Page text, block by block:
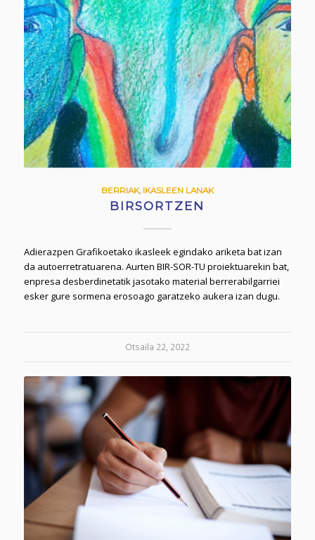
BERRIAK, IKASLEEN LANAK
BIRSORTZEN
Adierazpen Grafikoetako ikasleek egindako ariketa bat izan
da autoerretratuarena. Aurten BIR-SOR-TU proiektuarekin bat,
enpresa desberdinetatik jasotako material berrerabilgarriei
esker gure sormena erosoago garatzeko aukera izan dugu.
Otsaila 22, 2022